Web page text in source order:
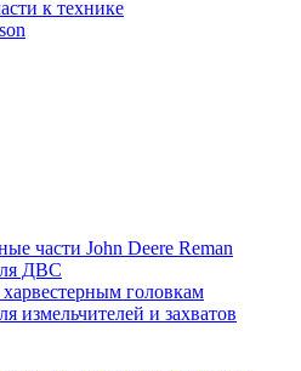
к технике
части John Deere Reman
ДВС
головкам
измельчителей и захватов